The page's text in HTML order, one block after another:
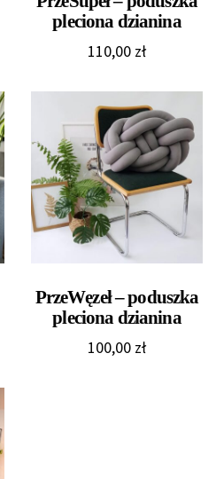
pleciona dzianina
110,00 zł
PrzeWęzeł – poduszka
pleciona dzianina
100,00 zł